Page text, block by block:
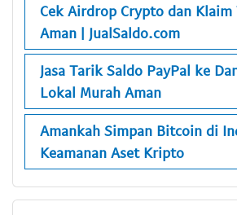
Cek Airdrop Crypto dan Klaim
Aman | JualSaldo.com
Jasa Tarik Saldo PayPal ke
Lokal Murah Aman
Amankah Simpan Bitcoin di
Keamanan Aset Kripto